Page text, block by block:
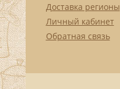
Доставка регионы
Личный кабинет
Обратная связь